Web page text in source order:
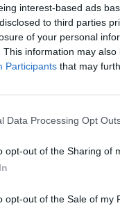
interest-based ads
to third parties
of your personal
This information may
Participants that may
Data Processing Opt
opt-out of the Sharing of
opt-out of the Sale of my
με
στο
από ποτέ,